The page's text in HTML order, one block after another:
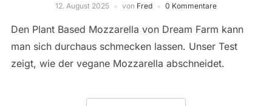
12. August 2025 von Fred 0 Kommentare
Den Plant Based Mozzarella von Dream Farm kann
man sich durchaus schmecken lassen. Unser Test
zeigt, wie der vegane Mozzarella abschneidet.